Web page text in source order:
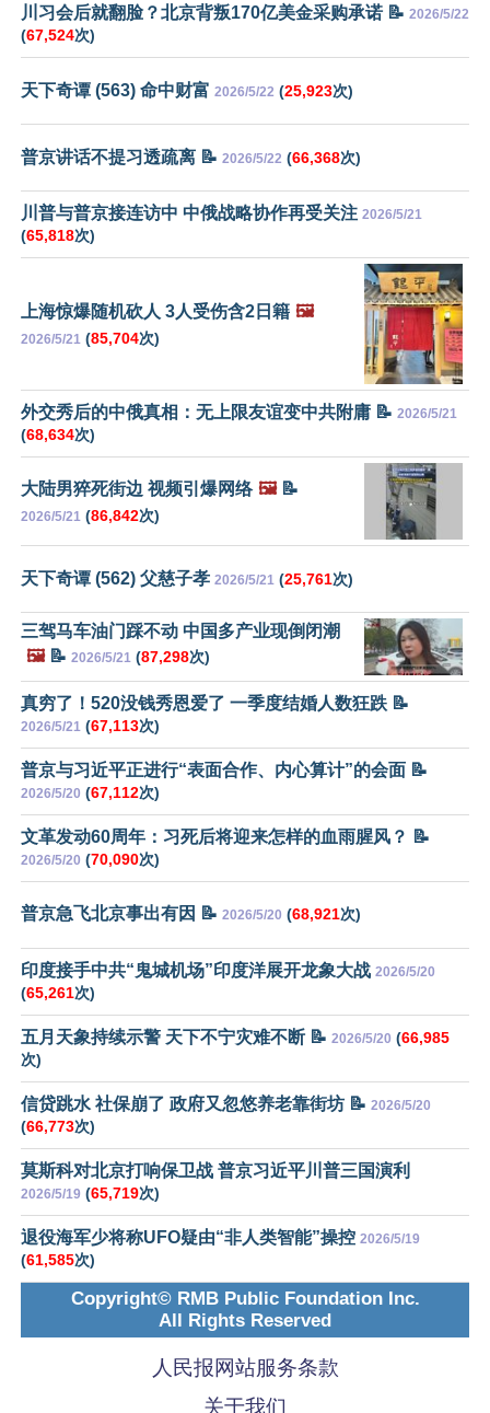
川习会后就翻脸？北京背叛170亿美金采购承诺 📝 2026/5/22
(67,524次)
天下奇谭 (563) 命中财富 2026/5/22 (25,923次)
普京讲话不提习透疏离 📝 2026/5/22 (66,368次)
川普与普京接连访中 中俄战略协作再受关注 2026/5/21
(65,818次)
上海惊爆随机砍人 3人受伤含2日籍 🖼️
2026/5/21 (85,704次)
外交秀后的中俄真相：无上限友谊变中共附庸 📝 2026/5/21
(68,634次)
大陆男猝死街边 视频引爆网络 🖼️📝
2026/5/21 (86,842次)
天下奇谭 (562) 父慈子孝 2026/5/21 (25,761次)
三驾马车油门踩不动 中国多产业现倒闭潮
🖼️📝 2026/5/21 (87,298次)
真穷了！520没钱秀恩爱了 一季度结婚人数狂跌 📝
2026/5/21 (67,113次)
普京与习近平正进行“表面合作、内心算计”的会面 📝
2026/5/20 (67,112次)
文革发动60周年：习死后将迎来怎样的血雨腥风？ 📝
2026/5/20 (70,090次)
普京急飞北京事出有因 📝 2026/5/20 (68,921次)
印度接手中共“鬼城机场”印度洋展开龙象大战 2026/5/20
(65,261次)
五月天象持续示警 天下不宁灾难不断 📝 2026/5/20 (66,985
次)
信贷跳水 社保崩了 政府又忽悠养老靠街坊 📝 2026/5/20
(66,773次)
莫斯科对北京打响保卫战 普京习近平川普三国演利
2026/5/19 (65,719次)
退役海军少将称UFO疑由“非人类智能”操控 2026/5/19
(61,585次)
Copyright© RMB Public Foundation Inc.
All Rights Reserved
人民报网站服务条款
关于我们